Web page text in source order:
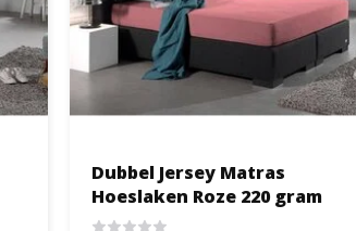
Dubbel Jersey Matras
Hoeslaken Roze 220 gram